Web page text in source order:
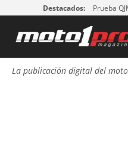
Destacados: Prueba
La publicación digital del